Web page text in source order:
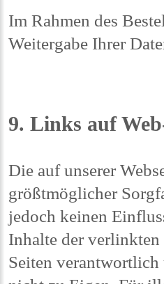
Im Rahmen des
Weitergabe Ihrer
9. Links auf
Die auf unserer
größtmöglicher
jedoch keinen
Inhalte der
Seiten verantwortlich